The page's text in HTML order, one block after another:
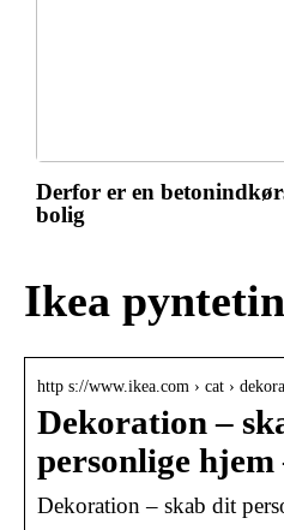
Derfor er en
bolig
Ikea
http s://www.ikea.com › cat ›
Dekoration –
personlige
Dekoration – skab dit